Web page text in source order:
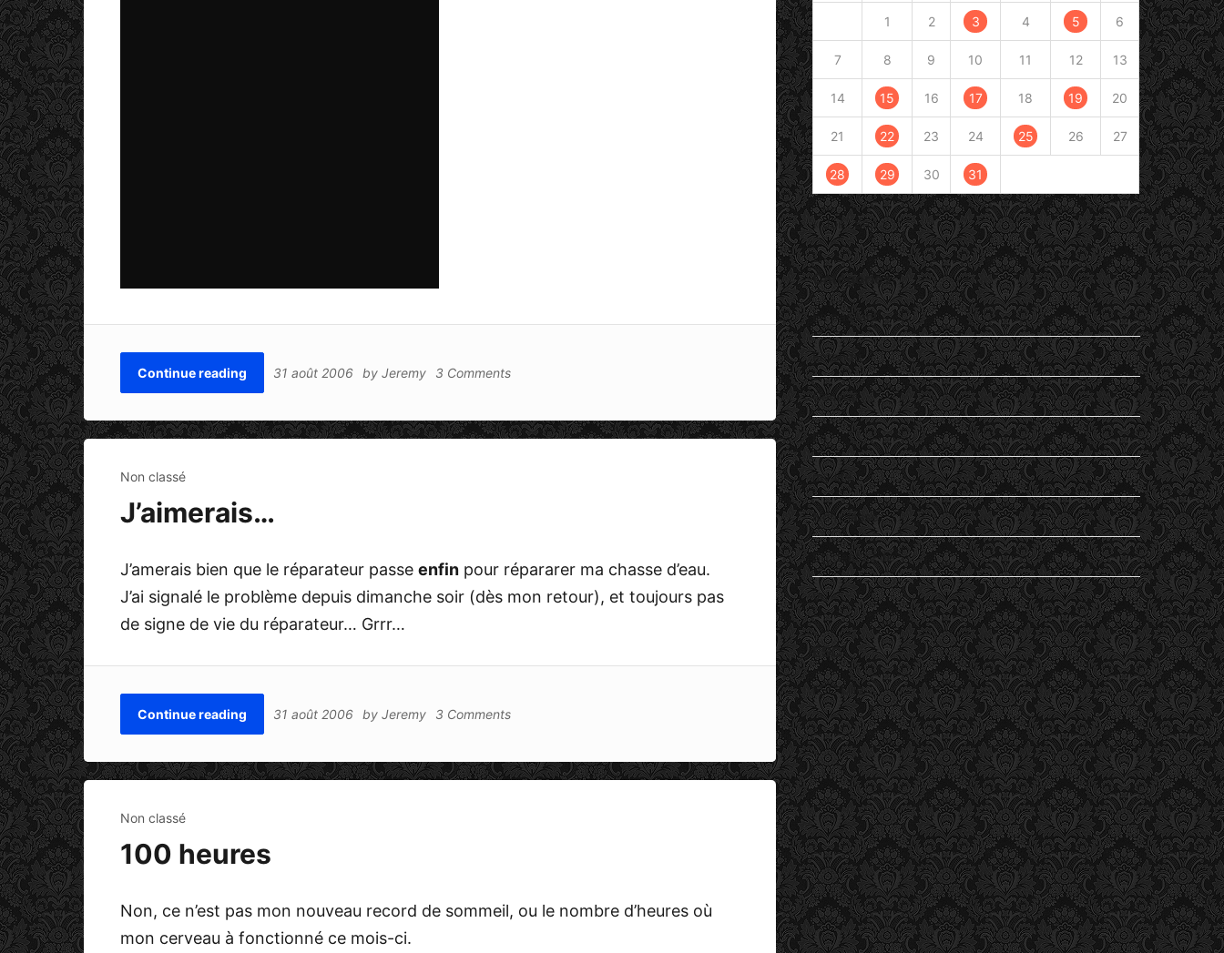
Continue reading 31 août 2006 by Jeremy 3 Comments
Non classé
J’aimerais…
J’amerais bien que le réparateur passe enfin pour répararer ma chasse d’eau.
J’ai signalé le problème depuis dimanche soir (dès mon retour), et toujours pas
de signe de vie du réparateur… Grrr…
Continue reading 31 août 2006 by Jeremy 3 Comments
Non classé
100 heures
Non, ce n’est pas mon nouveau record de sommeil, ou le nombre d’heures où
mon cerveau à fonctionné ce mois-ci.
1 2 3 4 5 6
7 8 9 10 11 12 13
14 15 16 17 18 19 20
21 22 23 24 25 26 27
28 29 30 31
« Juil Sep »
Catégories
En passant
Entendu
General
Lu
my life…
Non classé
Student's Life
Vu
ESC
ESC Lille